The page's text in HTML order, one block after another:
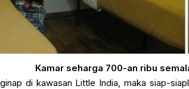
Kamar seharga 700-an ribu
di kawasan Little India, maka siap-